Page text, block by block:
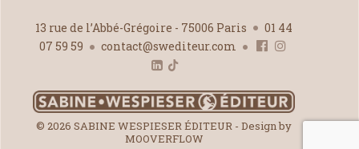
13 rue de l’Abbé-Grégoire - 75006 Paris
01 44
07 59 59
contact@swediteur.com
© 2026 SABINE WESPIESER ÉDITEUR - Design by
MOOVERFLOW